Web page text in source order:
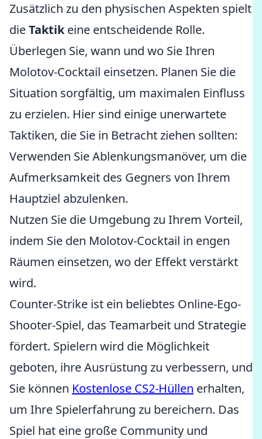
Zusätzlich zu den physischen Aspekten spielt
dieTaktikeine entscheidende Rolle.
Überlegen Sie, wann und wo Sie Ihren
Molotov-Cocktail einsetzen. Planen Sie die
Situation sorgfältig, um maximalen Einfluss
zu erzielen. Hier sind einige unerwartete
Taktiken, die Sie in Betracht ziehen sollten:
Verwenden Sie Ablenkungsmanöver, um die
Aufmerksamkeit des Gegners von Ihrem
Hauptziel abzulenken.
Nutzen Sie die Umgebung zu Ihrem Vorteil,
indem Sie den Molotov-Cocktail in engen
Räumen einsetzen, wo der Effekt verstärkt
wird.
Counter-Strike ist ein beliebtes Online-Ego-
Shooter-Spiel, das Teamarbeit und Strategie
fördert. Spielern wird die Möglichkeit
geboten, ihre Ausrüstung zu verbessern, und
Sie können Kostenlose CS2-Hüllen erhalten,
um Ihre Spielerfahrung zu bereichern. Das
Spiel hat eine große Community und